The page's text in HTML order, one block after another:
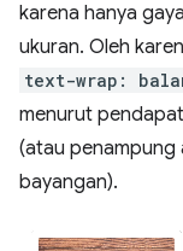
karena hanya
ukuran. Oleh
text-wrap:
menurut
(atau
bayangan).